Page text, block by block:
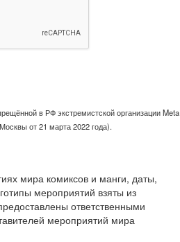
в РФ экстремистской организации Meta
от 21 марта 2022 года).
мира комиксов и манги, даты,
мероприятий взяты из
ответственными
мероприятий мира